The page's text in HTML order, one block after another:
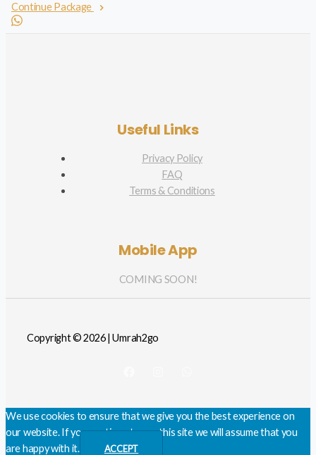
Continue Package
Useful Links
Privacy Policy
FAQ
Terms & Conditions
Mobile App
COMING SOON!
Copyright © 2026 | Umrah2go
We use cookies to ensure that we give you the best experience on
our website. If you continue to use this site we will assume that you
are happy with it.
ACCEPT